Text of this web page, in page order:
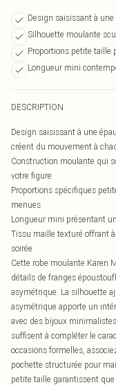
Design saisissant à
Silhouette moulante
Proportions petite taille
Longueur mini
DESCRIPTION
Design saisissant à une
créent du mouvement à
Construction moulante qui
votre figure
Proportions spécifiques
menues
Longueur mini présentant
Tissu maille texturé offrant
soirée
Cette robe moulante Karen
détails de franges
asymétrique. La silhouette
asymétrique apporte un
avec des bijoux
suffisent à compléter le
occasions formelles,
pochette structurée pour
petite taille garantissent